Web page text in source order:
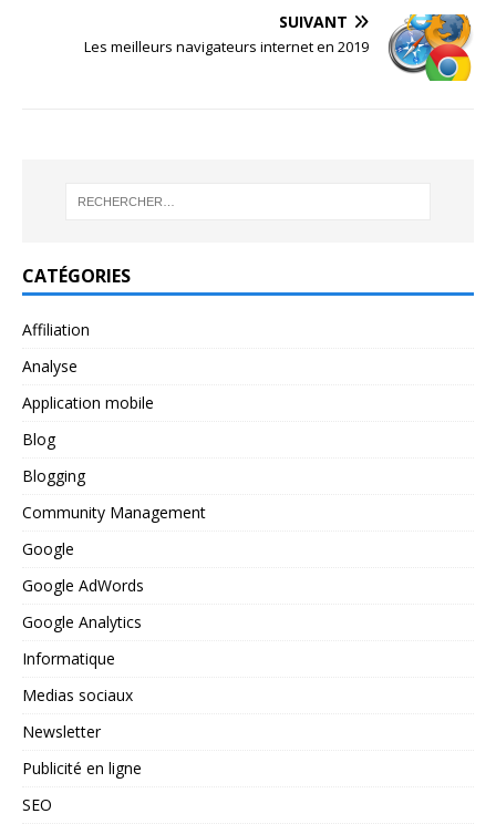
SUIVANT
Les meilleurs navigateurs internet en 2019
CATÉGORIES
Affiliation
Analyse
Application mobile
Blog
Blogging
Community Management
Google
Google AdWords
Google Analytics
Informatique
Medias sociaux
Newsletter
Publicité en ligne
SEO